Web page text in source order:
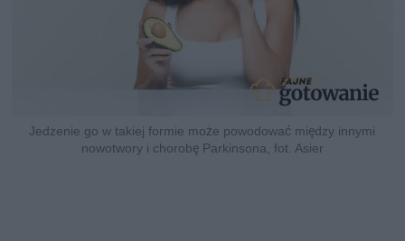
Jedzenie go w takiej formie może powodować między innymi
nowotwory i chorobę Parkinsona, fot. Asier